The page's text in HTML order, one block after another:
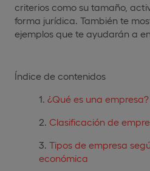
criterios como su tamaño,
forma jurídica. También te
ejemplos que te ayudarán a
Índice de contenidos
¿Qué es una empresa?
Clasificación de
Tipos de empresa
económica